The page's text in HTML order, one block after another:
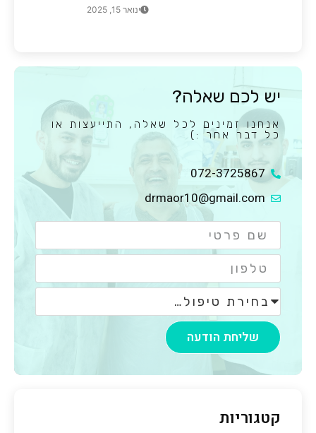
ינואר 15, 2025
יש לכם שאלה?
אנחנו זמינים לכל שאלה, התייעצות או
כל דבר אחר :)
072-3725867
drmaor10@gmail.com
שליחת הודעה
קטגוריות